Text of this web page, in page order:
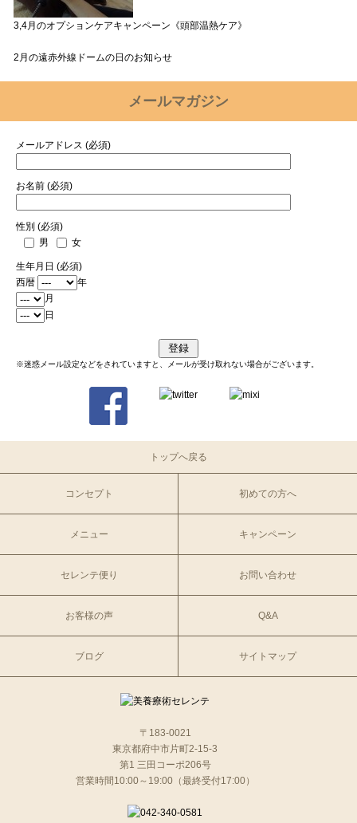
3,4月のオプションケアキャンペーン《頭部温熱ケア》
2月の遠赤外線ドームの日のお知らせ
メールマガジン
メールアドレス (必須)
お名前 (必須)
性別 (必須)
男
女
生年月日 (必須)
西暦
年
月
日
※迷惑メール設定などをされていますと、メールが受け取れない場合がございます。
トップへ戻る
コンセプト 初めての方へ
メニュー キャンペーン
セレンテ便り お問い合わせ
お客様の声 Q&A
ブログ サイトマップ
〒183-0021
東京都府中市片町2-15-3
第1 三田コーポ206号
営業時間10:00～19:00（最終受付17:00）